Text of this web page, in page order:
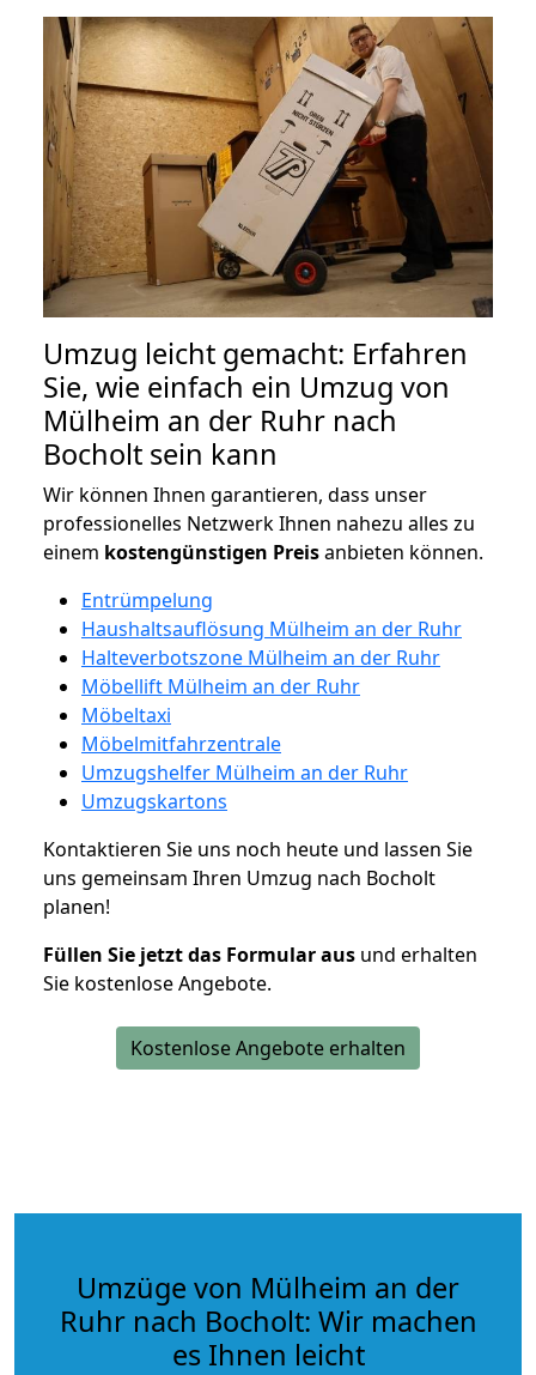
Umzug leicht gemacht: Erfahren
Sie, wie einfach ein Umzug von
Mülheim an der Ruhr nach
Bocholt sein kann
Wir können Ihnen garantieren, dass unser
professionelles Netzwerk Ihnen nahezu alles zu
einem kostengünstigen Preisanbieten können.
Entrümpelung
Haushaltsauflösung Mülheim an der Ruhr
Halteverbotszone Mülheim an der Ruhr
Möbellift Mülheim an der Ruhr
Möbeltaxi
Möbelmitfahrzentrale
Umzugshelfer Mülheim an der Ruhr
Umzugskartons
Kontaktieren Sie uns noch heute und lassen Sie
uns gemeinsam Ihren Umzug nach Bocholt
planen!
Füllen Sie jetzt das Formular aus und erhalten
Sie kostenlose Angebote.
Kostenlose Angebote erhalten
Umzüge von Mülheim an der
Ruhr nach Bocholt: Wir machen
es Ihnen leicht